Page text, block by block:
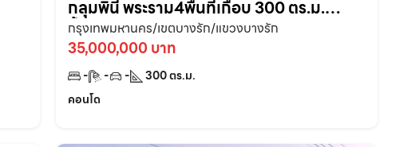
กลุมพินี พระราม4พื้นที่เกือบ 300 ตร.ม.
ชั้น30 วิวเมืองสวยมาก ใกล้One Bangkok
กรุงเทพมหานคร/เขตบางรัก/แขวงบางรัก
35,000,000 บาท
- - - 300ตร.ม.
คอนโด